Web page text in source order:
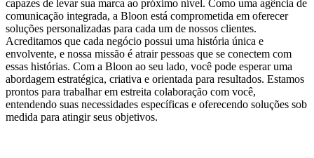
capazes de levar sua marca ao próximo nível. Como uma agência de
comunicação integrada, a Bloon está comprometida em oferecer
soluções personalizadas para cada um de nossos clientes.
Acreditamos que cada negócio possui uma história única e
envolvente, e nossa missão é atrair pessoas que se conectem com
essas histórias. Com a Bloon ao seu lado, você pode esperar uma
abordagem estratégica, criativa e orientada para resultados. Estamos
prontos para trabalhar em estreita colaboração com você,
entendendo suas necessidades específicas e oferecendo soluções sob
medida para atingir seus objetivos.